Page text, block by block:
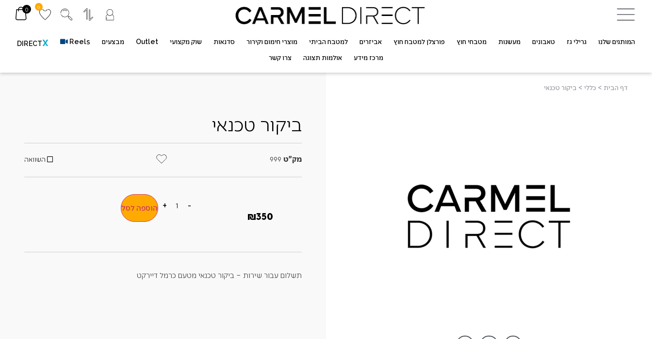
0
0
המותגים שלנו גרילי גז טאבונים מעשנות מטבחי חוץ פורצלן למטבח חוץ אביזרים למטבח הביתי מוצרי חימום וקירור סדנאות שוק מקצועי Outlet מבצעים Reels
DIRECTX
מרכז מידע אולמות תצוגה צרו קשר
דף הבית > כללי > ביקור טכנאי
ביקור טכנאי
מק"ט השוואה
₪350
-
+ הוספה לסל
תשלום עבור שירות – ביקור טכנאי מטעם כרמל דיירקט